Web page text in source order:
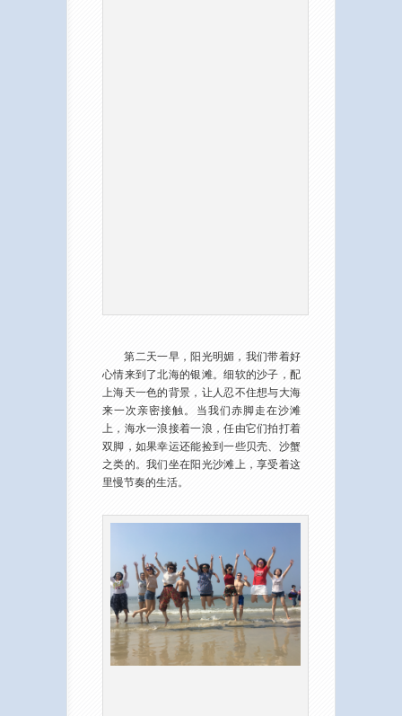
第二天一早，阳光明媚，我们带着好
心情来到了北海的银滩。细软的沙子，配
上海天一色的背景，让人忍不住想与大海
来一次亲密接触。当我们赤脚走在沙滩
上，海水一浪接着一浪，任由它们拍打着
双脚，如果幸运还能捡到一些贝壳、沙蟹
之类的。我们坐在阳光沙滩上，享受着这
里慢节奏的生活。